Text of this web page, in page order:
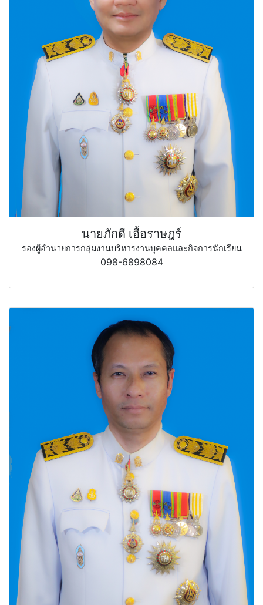
นายภักดี เอื้อราษฎร์
รองผู้อำนวยการกลุ่มงานบริหารงานบุคคลและกิจการนักเรียน
098-6898084